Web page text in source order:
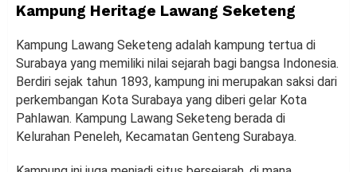
Kampung Heritage Lawang Seketeng
Kampung Lawang Seketeng adalah kampung tertua di
Surabaya yang memiliki nilai sejarah bagi bangsa Indonesia.
Berdiri sejak tahun 1893, kampung ini merupakan saksi dari
perkembangan Kota Surabaya yang diberi gelar Kota
Pahlawan. Kampung Lawang Seketeng berada di
Kelurahan Peneleh, Kecamatan Genteng Surabaya.